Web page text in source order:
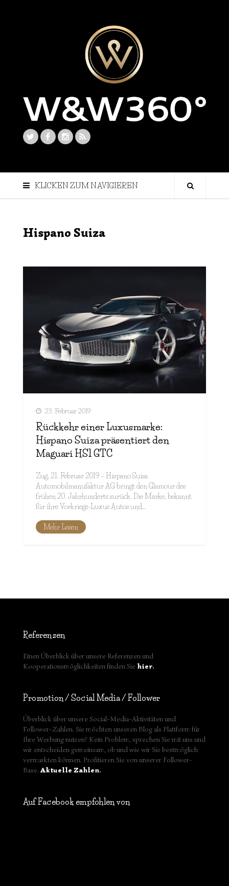
KLICKEN ZUM NAVIGIEREN
Hispano Suiza
23. Februar 2019
Rückkehr einer Luxusmarke:
Hispano Suiza präsentiert den
Maguari HS1 GTC
Zug, 21. Februar 2019 – Hispano Suiza
Automobilmanufaktur AG bringt den Glamour des
frühen 20. Jahrhunderts zurück. Die Marke, bekannt
für ihre Vorkriegs-Luxus Autos und…
Mehr Lesen
Referenzen
Einen Überblick über unsere Referenzen und
Kooperationsmöglichkeiten finden Sie hier.
Promotion / Social Media / Follower
Überblick über unsere Social-Media-Aktivitäten und
Follower-Zahlen. Sie möchten unseren Blog als Plattform für
Ihre Werbung nutzen? Kein Problem, sprechen Sie mit uns und
wir entscheiden gemeinsam, ob und wie wir Sie bestmöglich
vermarkten können. Profitieren Sie von unserer Follower-
Base. Aktuelle Zahlen.
Auf Facebook empfohlen von